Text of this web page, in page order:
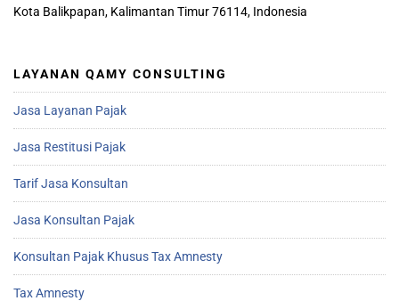
Kota Balikpapan, Kalimantan Timur 76114, Indonesia
LAYANAN QAMY CONSULTING
Jasa Layanan Pajak
Jasa Restitusi Pajak
Tarif Jasa Konsultan
Jasa Konsultan Pajak
Konsultan Pajak Khusus Tax Amnesty
Tax Amnesty